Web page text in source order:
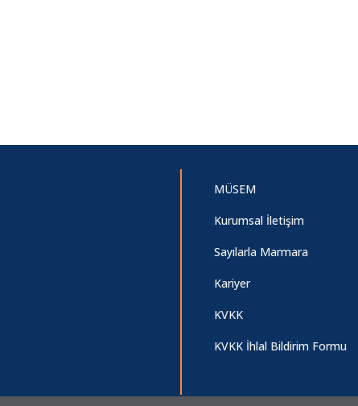
MÜSEM
Kurumsal İletişim
Sayılarla Marmara
Kariyer
KVKK
KVKK İhlal Bildirim Formu